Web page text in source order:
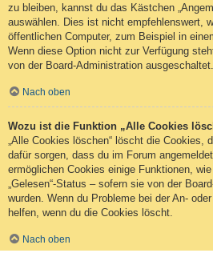
zu bleiben, kannst du das Kästchen
auswählen. Dies ist nicht empfehlenswert,
öffentlichen Computer, zum Beispiel in
Wenn diese Option nicht zur Verfügung
von der Board-Administration ausgeschaltet.
Nach oben
Wozu ist die Funktion „Alle Cookies
„Alle Cookies löschen“ löscht die Cookies,
dafür sorgen, dass du im Forum
ermöglichen Cookies einige Funktionen,
„Gelesen“-Status – sofern sie von der
wurden. Wenn du Probleme bei der An-
helfen, wenn du die Cookies löscht.
Nach oben